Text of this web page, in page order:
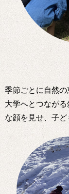
季節ごとに自然の
大学へとつなが
な顔を見せ、子ど